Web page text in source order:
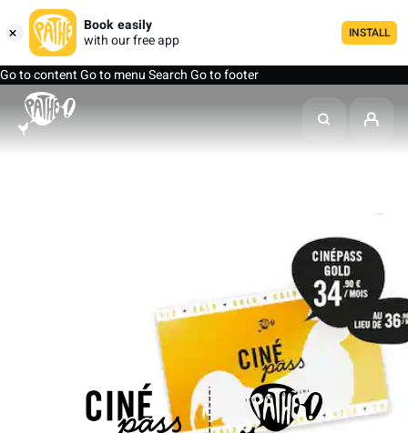
Book easily
with our free app
INSTALL
Go to contentGo to menuSearchGo to footer